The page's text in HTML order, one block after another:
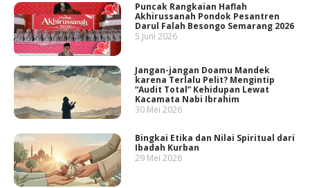
Puncak Rangkaian Haflah
Akhirussanah Pondok Pesantren
Darul Falah Besongo Semarang 2026
5 Juni 2026
Jangan-jangan Doamu Mandek
karena Terlalu Pelit? Mengintip
“Audit Total” Kehidupan Lewat
Kacamata Nabi Ibrahim
30 Mei 2026
Bingkai Etika dan Nilai Spiritual dari
Ibadah Kurban
29 Mei 2026